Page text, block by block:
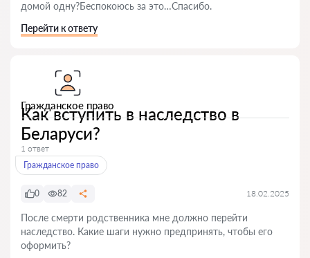
домой одну?Беспокоюсь за это…Спасибо.
Перейти к ответу
Гражданское право
Как вступить в наследство в
Беларуси?
1 ответ
Гражданское право
0 82 18.02.2025
После смерти родственника мне должно перейти
наследство. Какие шаги нужно предпринять, чтобы его
оформить?